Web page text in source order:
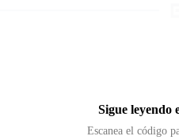
Sigue leyendo
Escanea el código